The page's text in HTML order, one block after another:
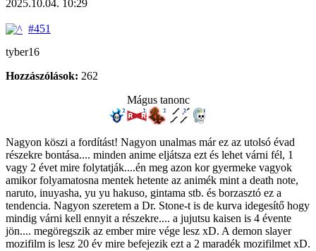
2025.10.04. 10:29
#451
tyber16
Hozzászólások: 262
Mágus tanonc
Nagyon köszi a fordítást! Nagyon unalmas már ez az utolsó évad
részekre bontása.... minden anime eljátsza ezt és lehet várni fél, 1
vagy 2 évet mire folytatják....én meg azon kor gyermeke vagyok
amikor folyamatosna mentek hetente az animék mint a death note,
naruto, inuyasha, yu yu hakuso, gintama stb. és borzasztó ez a
tendencia. Nagyon szeretem a Dr. Stone-t is de kurva idegesítő hogy
mindig várni kell ennyit a részekre.... a jujutsu kaisen is 4 évente
jön.... megöregszik az ember mire vége lesz xD. A demon slayer
mozifilm is lesz 20 év mire befejezik ezt a 2 maradék mozifilmet xD.